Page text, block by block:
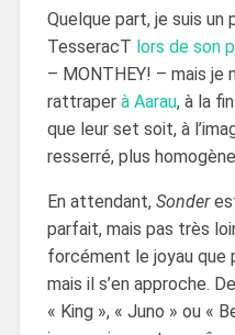
Quelque part, je suis un
TesseracT lors de son
– MONTHEY! – mais je
rattraper à Aarau, à la
que leur set soit, à
resserré, plus
En attendant, Sonder
parfait, mais pas très
forcément le joyau
mais il s’en approche.
« King », « Juno » ou «